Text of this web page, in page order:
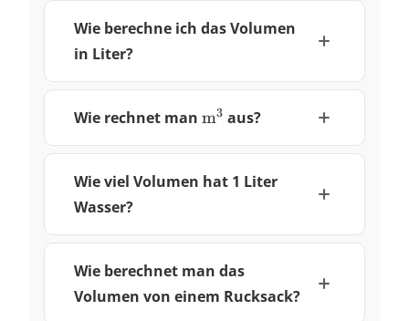
Wie berechne ich das Volumen
in Liter?
Wie rechnet man \pu{m3}
m3 aus?
Wie viel Volumen hat 1 Liter
Wasser?
Wie berechnet man das
Volumen von einem Rucksack?